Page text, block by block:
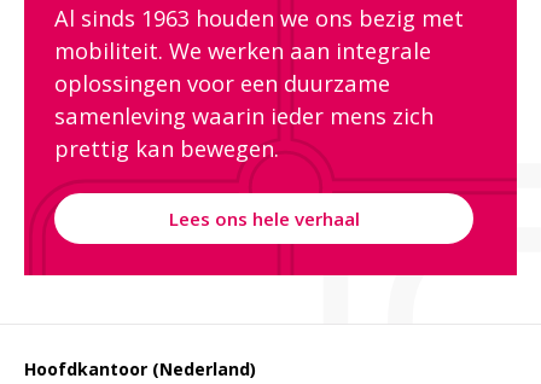
Al sinds 1963 houden we ons bezig met
mobiliteit. We werken aan integrale
oplossingen voor een duurzame
samenleving waarin ieder mens zich
prettig kan bewegen.
Lees ons hele verhaal
Hoofdkantoor (Nederland)